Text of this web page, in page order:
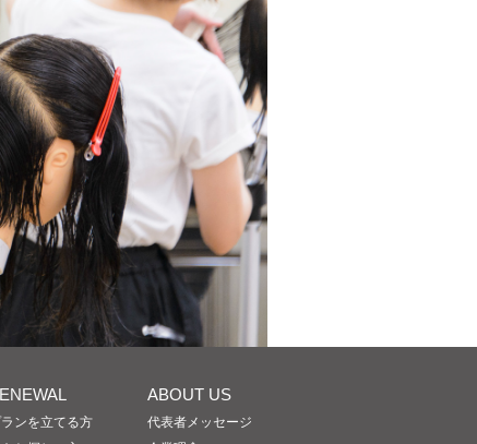
ンを立てる方
ABOUT US
代表者メッセージ